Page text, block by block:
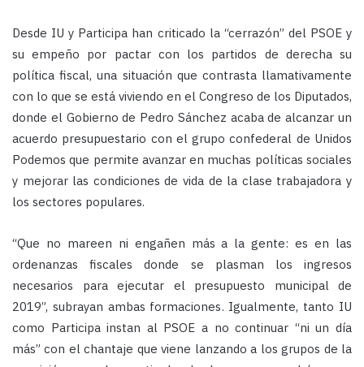
Desde IU y Participa han criticado la “cerrazón” del PSOE y
su empeño por pactar con los partidos de derecha su
política fiscal, una situación que contrasta llamativamente
con lo que se está viviendo en el Congreso de los Diputados,
donde el Gobierno de Pedro Sánchez acaba de alcanzar un
acuerdo presupuestario con el grupo confederal de Unidos
Podemos que permite avanzar en muchas políticas sociales
y mejorar las condiciones de vida de la clase trabajadora y
los sectores populares.
“Que no mareen ni engañen más a la gente: es en las
ordenanzas fiscales donde se plasman los ingresos
necesarios para ejecutar el presupuesto municipal de
2019”, subrayan ambas formaciones. Igualmente, tanto IU
como Participa instan al PSOE a no continuar “ni un día
más” con el chantaje que viene lanzando a los grupos de la